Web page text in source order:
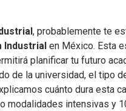
, probablemente te
en México. Esta
planificar tu futuro
de la universidad, el tipo
cuánto dura esta
modalidades intensivas y